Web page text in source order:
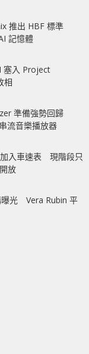
推出 HBF 標準
記憶體
塞入 Project
相
準備強勢回歸
流音樂播放器
入車速表 現階段只
放
曝光 Vera Rubin 平